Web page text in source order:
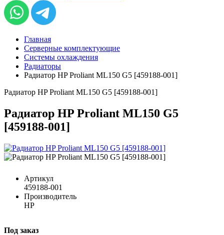
Главная
Серверные комплектующие
Системы охлаждения
Радиаторы
Радиатор HP Proliant ML150 G5 [459188-001]
Радиатор HP Proliant ML150 G5 [459188-001]
Радиатор HP Proliant ML150 G5
[459188-001]
Артикул
459188-001
Производитель
HP
Под заказ